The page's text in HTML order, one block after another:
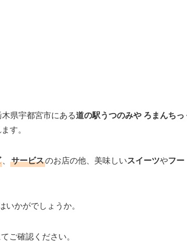
県宇都宮市にある道の駅うつのみや ろまんちっ
す。
、 サービスのお店の他、美味しいスイーツやフー
かがでしょうか。
ご確認ください。